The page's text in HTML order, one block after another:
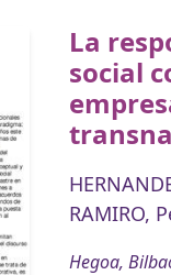
La
social
RAMIRO,
Hegoa,